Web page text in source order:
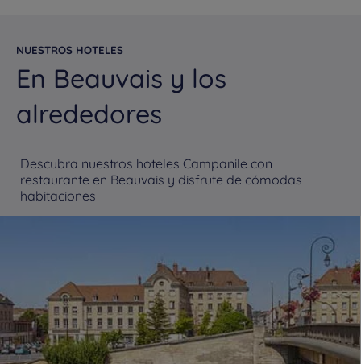
NUESTROS HOTELES
En Beauvais y los
alrededores
Descubra nuestros hoteles Campanile con
restaurante en Beauvais y disfrute de cómodas
habitaciones